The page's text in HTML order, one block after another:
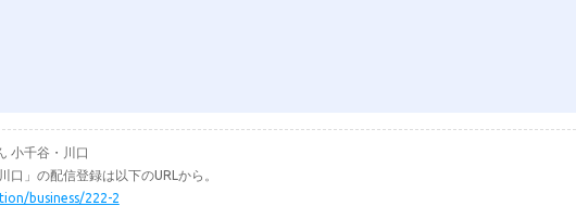
小千谷・川口
口」の配信登録は以下のURLから。
business/222-2